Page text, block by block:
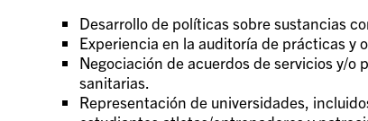
Desarrollo de políticas sobre sustancias
Experiencia en la auditoría de prácticas y
Negociación de acuerdos de servicios y/
sanitarias.
Representación de universidades,